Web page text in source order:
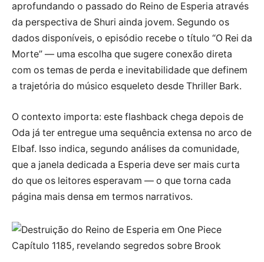
aprofundando o passado do Reino de Esperia através
da perspectiva de Shuri ainda jovem. Segundo os
dados disponíveis, o episódio recebe o título “O Rei da
Morte” — uma escolha que sugere conexão direta
com os temas de perda e inevitabilidade que definem
a trajetória do músico esqueleto desde Thriller Bark.
O contexto importa: este flashback chega depois de
Oda já ter entregue uma sequência extensa no arco de
Elbaf. Isso indica, segundo análises da comunidade,
que a janela dedicada a Esperia deve ser mais curta
do que os leitores esperavam — o que torna cada
página mais densa em termos narrativos.